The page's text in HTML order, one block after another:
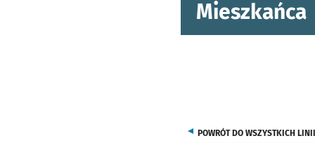
Mieszkańca
POWRÓT DO WSZYSTKICH LINII